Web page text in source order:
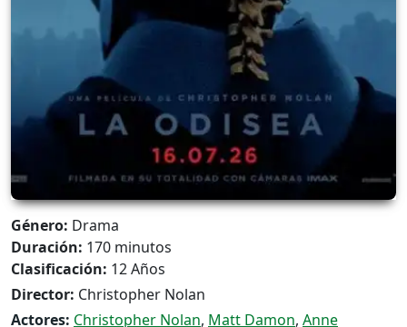
Género: Drama
Duración: 170 minutos
Clasificación: 12 Años
Director: Christopher Nolan
Actores: Christopher Nolan, Matt Damon, Anne